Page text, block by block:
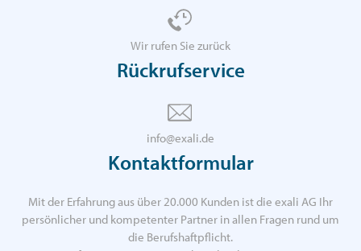
Wir rufen Sie zurück
Rückrufservice
info@exali.de
Kontaktformular
Mit der Erfahrung aus über 20.000 Kunden ist die exali AG Ihr
persönlicher und kompetenter Partner in allen Fragen rund um
die Berufshaftpflicht.